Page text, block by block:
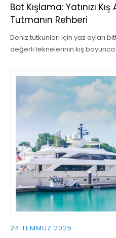
Bot Kışlama: Yatınızı
Tutmanın Rehberi
Deniz tutkunları için yaz ayları
değerli teknelerinin kış
24 TEMMUZ 2025